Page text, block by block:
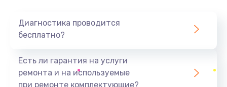
Заказать
Диагностика проводится
бесплатно?
Есть ли гарантия на услуги
ремонта и на используемые
при ремонте комплектующие?